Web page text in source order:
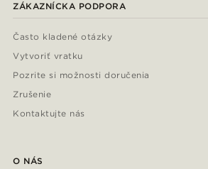
ZÁKAZNÍCKA PODPORA
Často kladené otázky
Vytvoriť vratku
Pozrite si možnosti doručenia
Zrušenie
Kontaktujte nás
O NÁS